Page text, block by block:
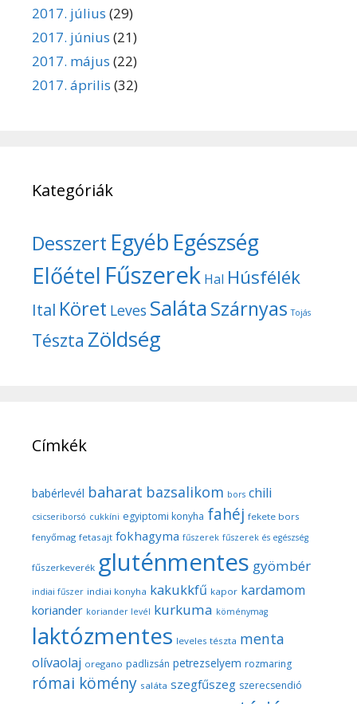
2017. július (29)
2017. június (21)
2017. május (22)
2017. április (32)
Kategóriák
Desszert Egyéb Egészség
Előétel Fűszerek Hal Húsfélék
Ital Köret Leves SalátaSzárnyas Tojás
Tészta Zöldség
Címkék
babérlevél baharat bazsalikom bors chili
csicseriborsó cukkíni egyiptomi konyha fahéj fekete bors
fenyőmag fetasajt fokhagyma fűszerek fűszerek és egészség
fűszerkeverék gluténmentes gyömbér
indiai fűszer indiai konyha kakukkfű kapor kardamom
koriander koriander levél kurkuma köménymag
laktózmentes leveles tészta menta
olívaolaj oregano padlizsán petrezselyem rozmaring
római kömény saláta szegfűszeg szerecsendió